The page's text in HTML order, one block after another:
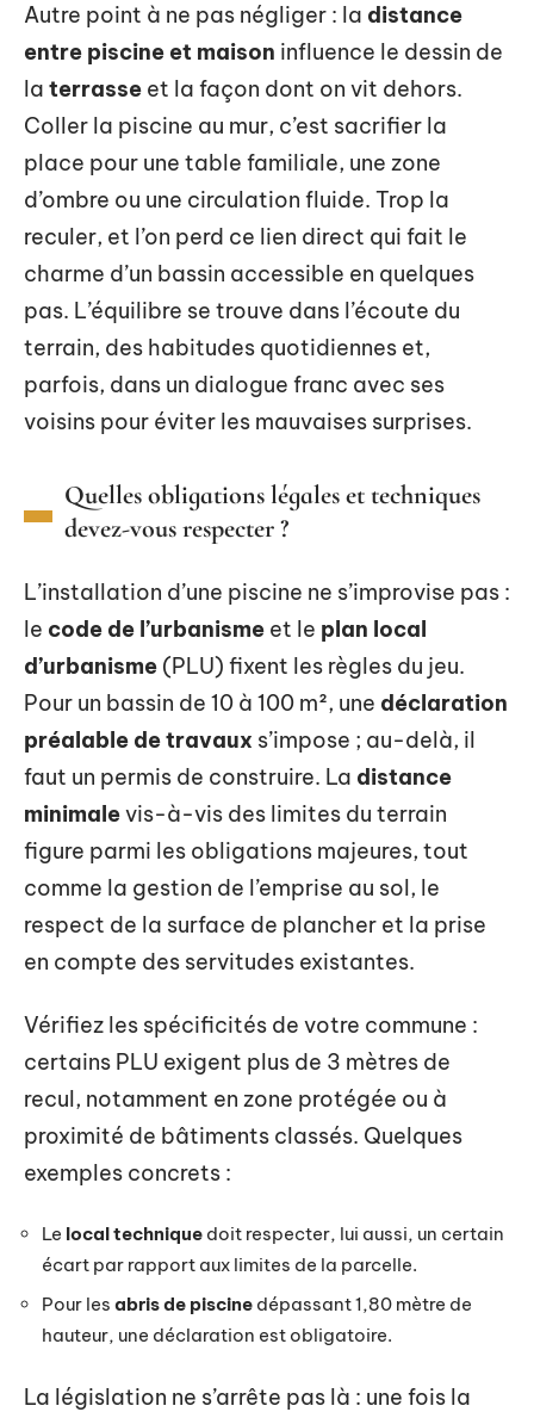
Autre point à ne pas négliger : la distance
entre piscine et maison influence le dessin de
la terrasse et la façon dont on vit dehors.
Coller la piscine au mur, c’est sacrifier la
place pour une table familiale, une zone
d’ombre ou une circulation fluide. Trop la
reculer, et l’on perd ce lien direct qui fait le
charme d’un bassin accessible en quelques
pas. L’équilibre se trouve dans l’écoute du
terrain, des habitudes quotidiennes et,
parfois, dans un dialogue franc avec ses
voisins pour éviter les mauvaises surprises.
Quelles obligations légales et techniques
devez-vous respecter ?
L’installation d’une piscine ne s’improvise pas :
le code de l’urbanisme et le plan local
d’urbanisme (PLU) fixent les règles du jeu.
Pour un bassin de 10 à 100 m², une déclaration
préalable de travaux s’impose ; au-delà, il
faut un permis de construire. La distance
minimalevis-à-vis des limites du terrain
figure parmi les obligations majeures, tout
comme la gestion de l’emprise au sol, le
respect de la surface de plancher et la prise
en compte des servitudes existantes.
Vérifiez les spécificités de votre commune :
certains PLU exigent plus de 3 mètres de
recul, notamment en zone protégée ou à
proximité de bâtiments classés. Quelques
exemples concrets :
Le local technique doit respecter, lui aussi, un certain
écart par rapport aux limites de la parcelle.
Pour les abris de piscine dépassant 1,80 mètre de
hauteur, une déclaration est obligatoire.
La législation ne s’arrête pas là : une fois la